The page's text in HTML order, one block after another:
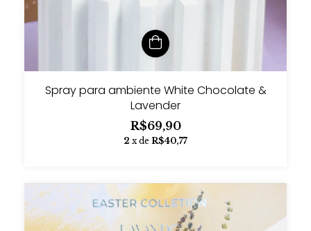
Spray para ambiente White Chocolate &
Lavender
R$69,90
2 x de R$40,77